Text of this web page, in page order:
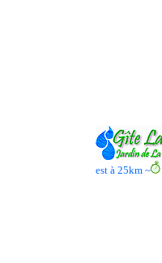
est à 25km ~